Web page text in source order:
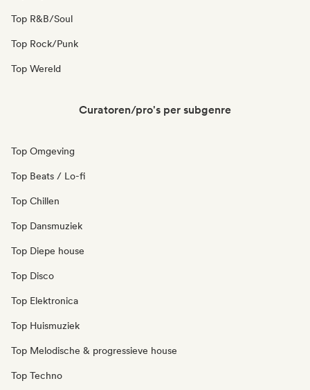
Top R&B/Soul
Top Rock/Punk
Top Wereld
Curatoren/pro's per subgenre
Top Omgeving
Top Beats / Lo-fi
Top Chillen
Top Dansmuziek
Top Diepe house
Top Disco
Top Elektronica
Top Huismuziek
Top Melodische & progressieve house
Top Techno